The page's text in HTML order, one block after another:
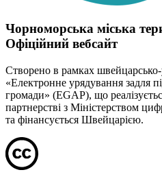
Чорноморська міська
Офіційний вебсайт
Створено в рамках швейцарсько-
«Електронне урядування задля
громади» (EGAP), що
партнерстві з Міністерством
та фінансується Швейцарією.